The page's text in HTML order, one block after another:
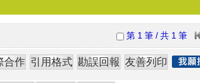
第 1 筆 / 共 1 筆